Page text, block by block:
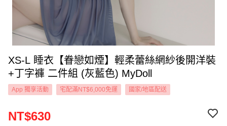
XS-L 睡衣【眷戀如煙】輕柔蕾絲網紗後開洋裝
+丁字褲 二件組 (灰藍色) MyDoll
App 獨享活動 宅配滿NT$6,000免運 國家/地區配送
NT$630